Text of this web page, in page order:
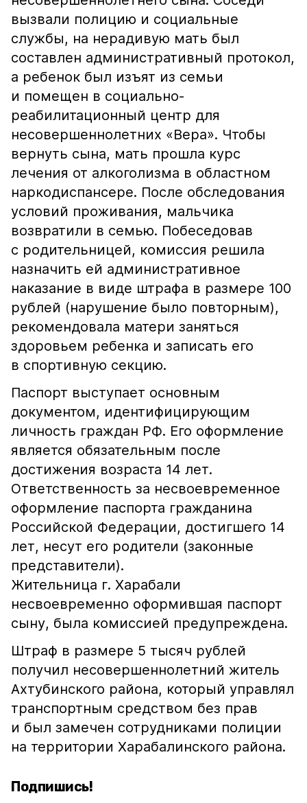
вызвали полицию и социальные
службы, на нерадивую мать был
составлен административный протокол,
а ребенок был изъят из семьи
и помещен в социально-
реабилитационный центр для
несовершеннолетних «Вера». Чтобы
вернуть сына, мать прошла курс
лечения от алкоголизма в областном
наркодиспансере. После обследования
условий проживания, мальчика
возвратили в семью. Побеседовав
с родительницей, комиссия решила
назначить ей административное
наказание в виде штрафа в размере 100
рублей (нарушение было повторным),
рекомендовала матери заняться
здоровьем ребенка и записать его
в спортивную секцию.
Паспорт выступает основным
документом, идентифицирующим
личность граждан РФ. Его оформление
является обязательным после
достижения возраста 14 лет.
Ответственность за несвоевременное
оформление паспорта гражданина
Российской Федерации, достигшего 14
лет, несут его родители (законные
представители).
Жительница г. Харабали
несвоевременно оформившая паспорт
сыну, была комиссией предупреждена.
Штраф в размере 5 тысяч рублей
получил несовершеннолетний житель
Ахтубинского района, который управлял
транспортным средством без прав
и был замечен сотрудниками полиции
на территории Харабалинского района.
Подпишись!